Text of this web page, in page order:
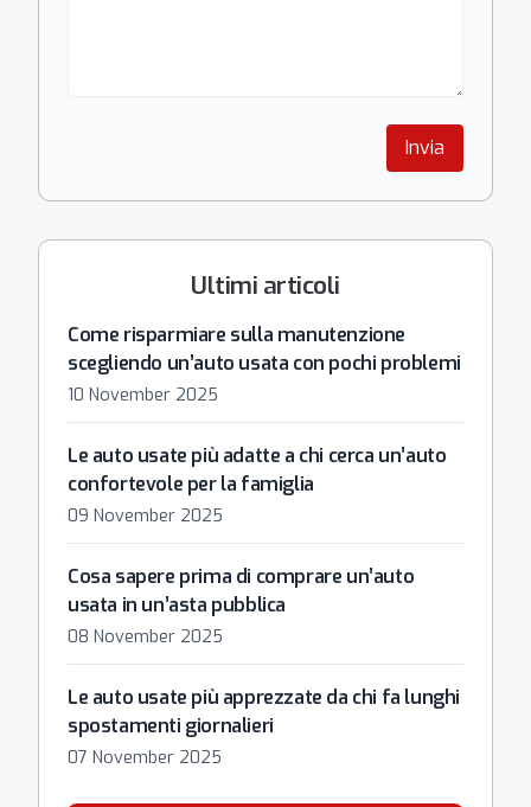
Invia
Ultimi articoli
Come risparmiare sulla manutenzione
scegliendo un’auto usata con pochi problemi
10 November 2025
Le auto usate più adatte a chi cerca un’auto
confortevole per la famiglia
09 November 2025
Cosa sapere prima di comprare un’auto
usata in un’asta pubblica
08 November 2025
Le auto usate più apprezzate da chi fa lunghi
spostamenti giornalieri
07 November 2025